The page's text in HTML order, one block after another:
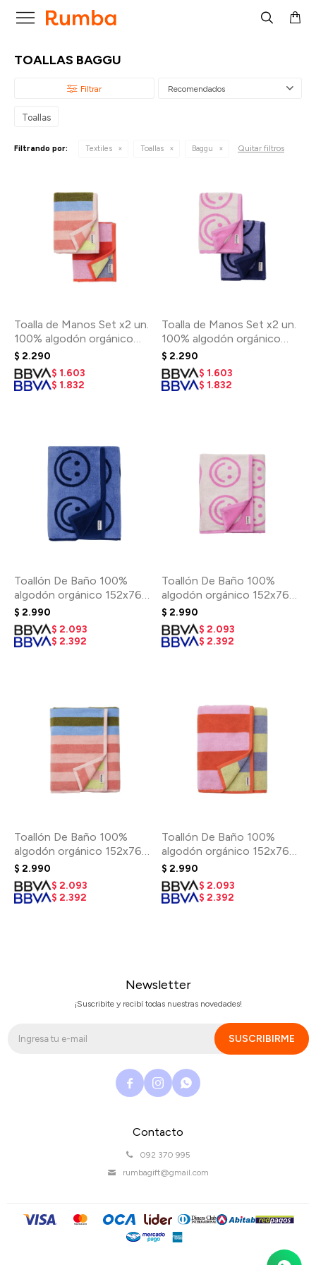

TOALLAS BAGGU
Recomendados
Toallas
Filtrando por: Textiles Toallas Baggu Quitar filtros
Toalla de Manos Set x2 un.
100% algodón orgánico
76x51cm - Pool Stripe Mix
$ 2.290
$ 1.603
$ 1.832
Toalla de Manos Set x2 un.
100% algodón orgánico
76x51cm - Happy Pink Blue
$ 2.290
$ 1.603
$ 1.832
Toallón De Baño 100%
algodón orgánico 152x76
Cm - Happy Blue
$ 2.990
$ 2.093
$ 2.392
Toallón De Baño 100%
algodón orgánico 152x76
Cm - Happy Pink
$ 2.990
$ 2.093
$ 2.392
Toallón De Baño 100%
algodón orgánico 152x76
Cm - Sherbet Stripe
$ 2.990
$ 2.093
$ 2.392
Toallón De Baño 100%
algodón orgánico 152x76
Cm - Pool Stripe
$ 2.990
$ 2.093
$ 2.392
Contacto
092 370 995
rumbagift@gmail.com
Newsletter
¡Suscribite y recibí todas nuestras novedades!
SUSCRIBIRME
  